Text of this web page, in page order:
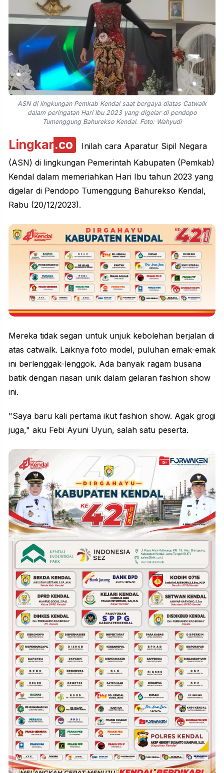
ASN di lingkungan Pemkab Kendal saat bergaya diatas Catwalk
dalam peringatan Hari Ibu 2023 yang digelar di pendopo
Tumenggung Bahurekso Kendal. Foto: Wahyudi
Lingkar.co
Inilah cara Aparatur Sipil Negara
(ASN) di lingkungan Pemerintah Kabupaten (Pemkab)
Kendal dalam memeriahkan Hari Ibu tahun 2023 yang
digelar di Pendopo Tumenggung Bahurekso Kendal,
Rabu (20/12/2023).
Mereka tidak segan untuk unjuk kebolehan berjalan di
atas catwalk. Laiknya foto model, puluhan emak-emak
ini berlenggak-lenggok. Ada banyak ragam busana
batik dengan riasan unik dalam gelaran fashion show
ini.
"Saya baru kali pertama ikut fashion show. Agak grogi
juga," aku Febi Ayuni Uyun, salah satu peserta.